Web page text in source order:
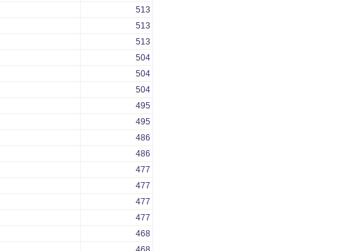
513
513
513
504
504
504
495
495
486
486
477
477
477
477
468